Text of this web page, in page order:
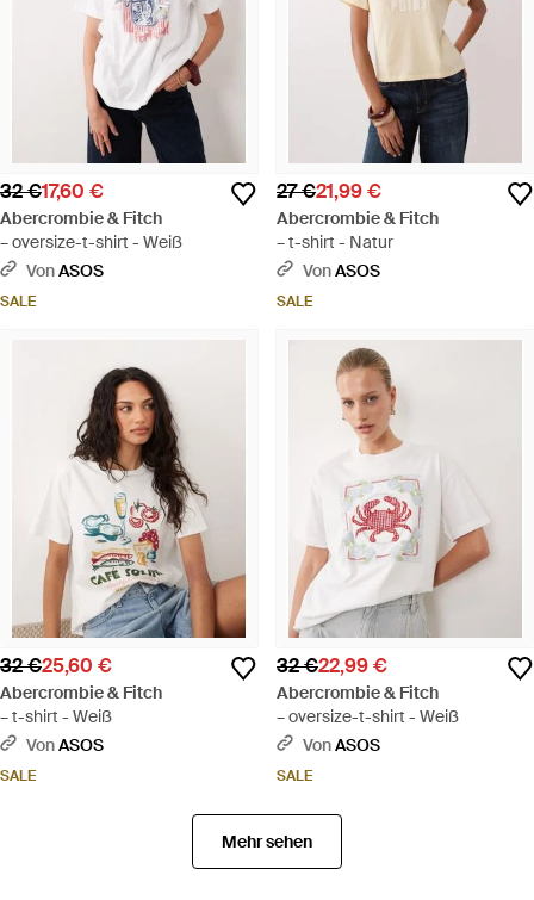
32 €17,60 €
Abercrombie & Fitch
– oversize-t-shirt - Weiß
VonASOS
SALE
27 €21,99 €
Abercrombie & Fitch
– t-shirt - Natur
VonASOS
SALE
32 €25,60 €
Abercrombie & Fitch
– t-shirt - Weiß
VonASOS
SALE
32 €22,99 €
Abercrombie & Fitch
– oversize-t-shirt - Weiß
VonASOS
SALE
Mehr sehen